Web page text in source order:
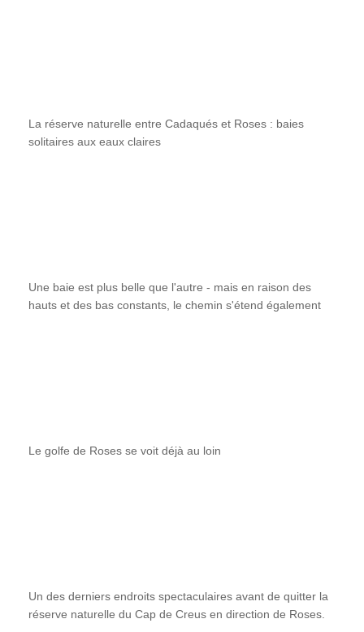
La réserve naturelle entre Cadaqués et Roses : baies
solitaires aux eaux claires
Une baie est plus belle que l'autre - mais en raison des
hauts et des bas constants, le chemin s'étend également
Le golfe de Roses se voit déjà au loin
Un des derniers endroits spectaculaires avant de quitter la
réserve naturelle du Cap de Creus en direction de Roses.